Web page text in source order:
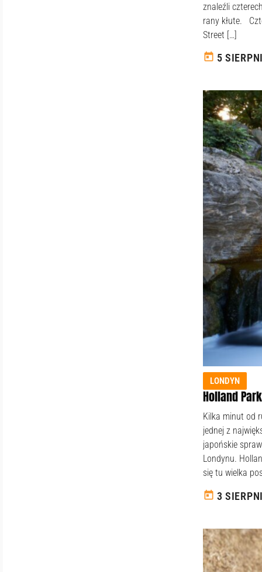
znaleźli
rany kłute.
Street […]
today 5
LONDYN
Holland
Kilka minut od
jednej z
japońskie
Londynu.
się tu wielka
today 3